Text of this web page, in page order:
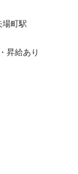
場町駅
昇給あり